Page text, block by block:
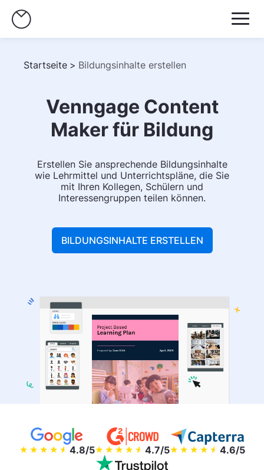
Startseite > Bildungsinhalte erstellen
Venngage Content
Maker für Bildung
Erstellen Sie ansprechende Bildungsinhalte
wie Lehrmittel und Unterrichtspläne, die Sie
mit Ihren Kollegen, Schülern und
Interessengruppen teilen können.
BILDUNGSINHALTE ERSTELLEN
4.8/5 4.7/5 4.6/5